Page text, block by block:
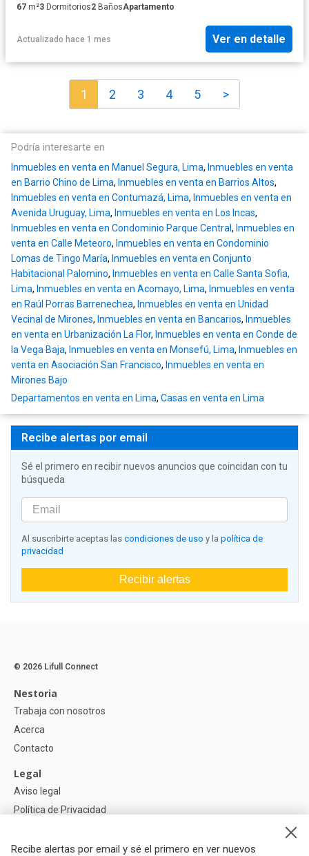
67 m²3 Dormitorios2 BañosApartamento
Actualizado hace 1 mes Ver en detalle
1 2 3 4 5 >
Podría interesarte en
Inmuebles en venta en Manuel Segura, Lima, Inmuebles en venta
en Barrio Chino de Lima, Inmuebles en venta en Barrios Altos,
Inmuebles en venta en Contumazá, Lima, Inmuebles en venta en
Avenida Uruguay, Lima, Inmuebles en venta en Los Incas,
Inmuebles en venta en Condominio Parque Central, Inmuebles en
venta en Calle Meteoro, Inmuebles en venta en Condominio
Lomas de Tingo María, Inmuebles en venta en Conjunto
Habitacional Palomino, Inmuebles en venta en Calle Santa Sofia,
Lima, Inmuebles en venta en Acomayo, Lima, Inmuebles en venta
en Raúl Porras Barrenechea, Inmuebles en venta en Unidad
Vecinal de Mirones, Inmuebles en venta en Bancarios, Inmuebles
en venta en Urbanización La Flor, Inmuebles en venta en Conde de
la Vega Baja, Inmuebles en venta en Monsefú, Lima, Inmuebles en
venta en Asociación San Francisco, Inmuebles en venta en
Mirones Bajo
Departamentos en venta en Lima, Casas en venta en Lima
Recibe alertas por email
Sé el primero en recibir nuevos anuncios que coincidan con tu
búsqueda
Al suscribirte aceptas las condiciones de uso y la política de
privacidad
Recibir alertas
Recibe alertas por email y sé el primero en ver nuevos
© 2026 Lifull Connect
Nestoria
Trabaja con nosotros
Acerca
Contacto
Legal
Aviso legal
Política de Privacidad